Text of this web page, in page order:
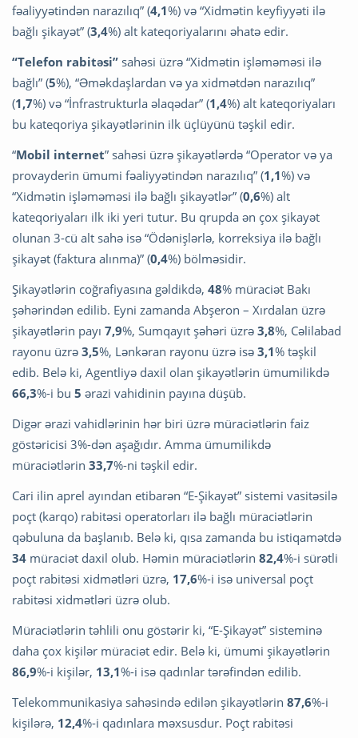
fəaliyyətindən narazılıq” (4,1%) və “Xidmətin keyfiyyəti ilə
bağlı şikayət” (3,4%) alt kateqoriyalarını əhatə edir.
“Telefon rabitəsi” sahəsi üzrə “Xidmətin işləməməsi ilə
bağlı” (5%), “Əməkdaşlardan və ya xidmətdən narazılıq”
(1,7%) və “İnfrastrukturla əlaqədar” (1,4%) alt kateqoriyaları
bu kateqoriya şikayətlərinin ilk üçlüyünü təşkil edir.
“Mobil internet” sahəsi üzrə şikayətlərdə “Operator və ya
provayderin ümumi fəaliyyətindən narazılıq” (1,1%) və
“Xidmətin işləməməsi ilə bağlı şikayətlər” (0,6%) alt
kateqoriyaları ilk iki yeri tutur. Bu qrupda ən çox şikayət
olunan 3-cü alt sahə isə “Ödənişlərlə, korreksiya ilə bağlı
şikayət (faktura alınma)” (0,4%) bölməsidir.
Şikayətlərin coğrafiyasına gəldikdə, 48% müraciət Bakı
şəhərindən edilib. Eyni zamanda Abşeron – Xırdalan üzrə
şikayətlərin payı 7,9%, Sumqayıt şəhəri üzrə 3,8%, Cəlilabad
rayonu üzrə 3,5%, Lənkəran rayonu üzrə isə 3,1% təşkil
edib. Belə ki, Agentliyə daxil olan şikayətlərin ümumilikdə
66,3%-i bu 5 ərazi vahidinin payına düşüb.
Digər ərazi vahidlərinin hər biri üzrə müraciətlərin faiz
göstəricisi 3%-dən aşağıdır. Amma ümumilikdə
müraciətlərin 33,7%-ni təşkil edir.
Cari ilin aprel ayından etibarən “E-Şikayət” sistemi vasitəsilə
poçt (karqo) rabitəsi operatorları ilə bağlı müraciətlərin
qəbuluna da başlanıb. Belə ki, qısa zamanda bu istiqamətdə
34 müraciət daxil olub. Həmin müraciətlərin 82,4%-i sürətli
poçt rabitəsi xidmətləri üzrə, 17,6%-i isə universal poçt
rabitəsi xidmətləri üzrə olub.
Müraciətlərin təhlili onu göstərir ki, “E-Şikayət” sisteminə
daha çox kişilər müraciət edir. Belə ki, ümumi şikayətlərin
86,9%-i kişilər, 13,1%-i isə qadınlar tərəfindən edilib.
Telekommunikasiya sahəsində edilən şikayətlərin 87,6%-i
kişilərə, 12,4%-i qadınlara məxsusdur. Poçt rabitəsi